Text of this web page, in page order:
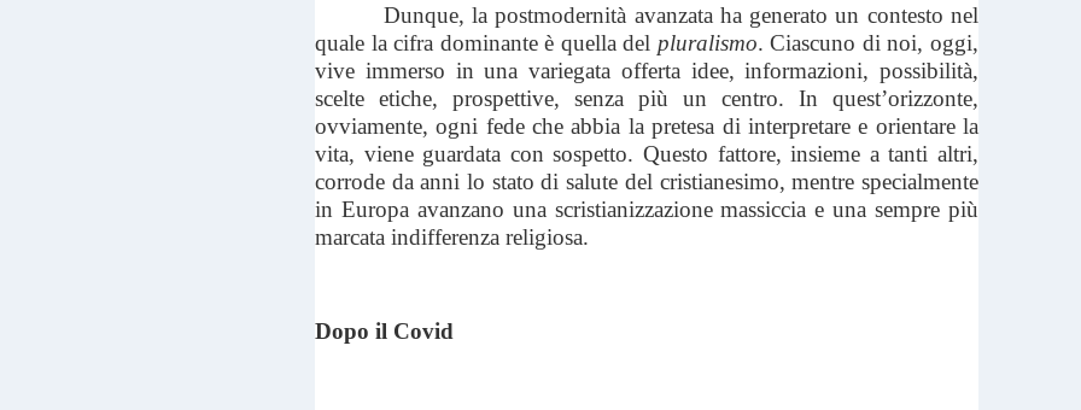
Dunque, la postmodernità avanzata ha generato un contesto nel
quale la cifra dominante è quella del pluralismo. Ciascuno di noi, oggi,
vive immerso in una variegata offerta idee, informazioni, possibilità,
scelte etiche, prospettive, senza più un centro. In quest’orizzonte,
ovviamente, ogni fede che abbia la pretesa di interpretare e orientare la
vita, viene guardata con sospetto. Questo fattore, insieme a tanti altri,
corrode da anni lo stato di salute del cristianesimo, mentre specialmente
in Europa avanzano una scristianizzazione massiccia e una sempre più
marcata indifferenza religiosa.
Dopo il Covid